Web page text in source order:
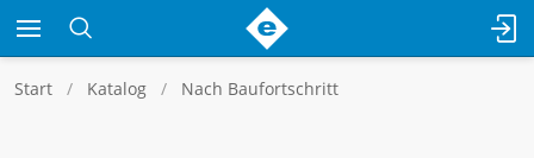
Start Katalog Nach Baufortschritt